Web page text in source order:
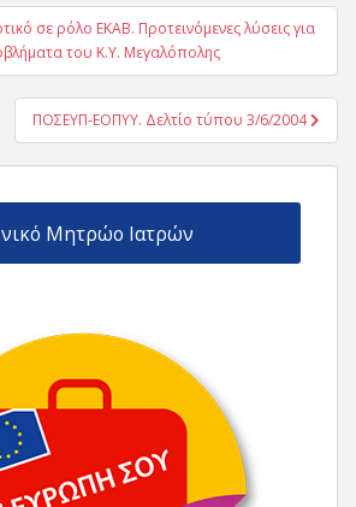
σε ρόλο ΕΚΑΒ. Προτεινόμενες λύσεις για
του Κ.Υ. Μεγαλόπολης
ΠΟΣΕΥΠ-ΕΟΠΥΥ. Δελτίο τύπου 3/6/2004
Μητρώο Ιατρών